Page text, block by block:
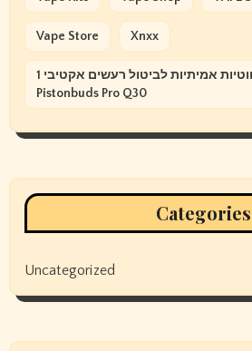
Vape Store Xnxx
אוזניות אלחוטיות אמיתיות לביטול רעשים אקטיבי 1more
Pistonbuds Pro Q30
Categories
Uncategorized